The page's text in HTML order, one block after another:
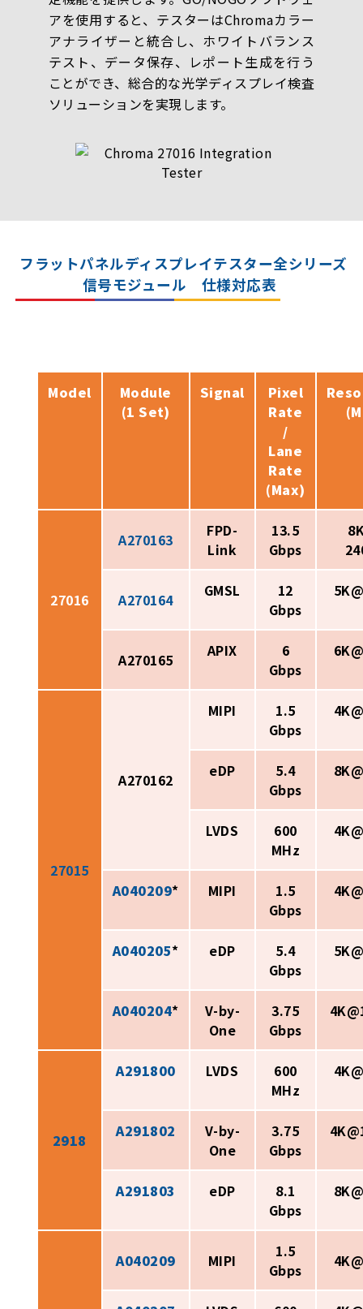
アを使用すると、テスターはChromaカラー
アナライザーと統合し、ホワイトバランス
テスト、データ保存、レポート生成を行う
ことができ、総合的な光学ディスプレイ検査
ソリューションを実現します。
フラットパネルディスプレイテスター全シリーズ
信号モジュール 仕様対応表
Model
Module
(1 Set)
Signal
Pixel
Rate
/
Lane
Rate
(Max)
27016
A270163
FPD-
Link
13.5
Gbps
A270164 GMSL
12
Gbps
A270165 APIX
6
Gbps
27015
A270162
MIPI
1.5
Gbps
eDP
5.4
Gbps
LVDS
600
MHz
A040209* MIPI
1.5
Gbps
A040205* eDP
5.4
Gbps
A040204*
V-by-
One
3.75
Gbps
2918
A291800 LVDS
600
MHz
A291802
V-by-
One
3.75
Gbps
A291803 eDP
8.1
Gbps
A040209 MIPI
1.5
Gbps